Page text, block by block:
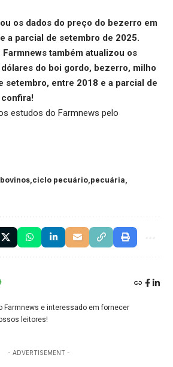
os dados do preço do bezerro em
a parcial de setembro de 2025.
Farmnews também atualizou os
do boi gordo, bezerro, milho
setembro, entre 2018 e a parcial de
confira!
estudos do Farmnews pelo
ciclo pecuário pecuária
Farmnews e interessado em fornecer
leitores!
- ADVERTISEMENT -